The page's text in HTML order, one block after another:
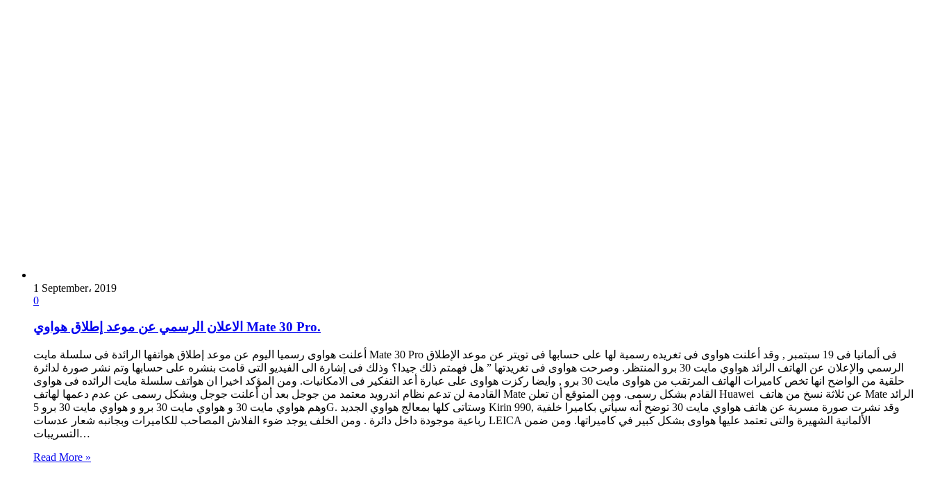
1 September، 2019
0
الاعلان الرسمي عن موعد إطلاق هواوي Mate 30 Pro.
أعلنت هواوى رسميا اليوم عن موعد إطلاق هواتفها الرائدة فى سلسلة مايت Mate 30 Pro فى ألمانيا فى 19 سبتمبر , وقد أعلنت هواوى فى تغريده رسمية لها على حسابها فى تويتر عن موعد الإطلاق
الرسمي والإعلان عن الهاتف الرائد هواوي مايت 30 برو المنتظر. وصرحت هواوى فى تغريدتها ” هل فهمتم ذلك جيدا؟ وذلك فى إشارة الى الفيديو التى قامت بنشره على حسابها وتم نشر صورة لدائرة
حلقية من الواضح انها تخص كاميرات الهاتف المرتقب من هواوى مايت 30 برو , وايضا ركزت هواوى على عبارة أعد التفكير فى الامكانيات. ومن المؤكد اخيرا ان هواتف سلسلة مايت الرائده فى هواوى
القادمة لن تدعم نظام اندرويد معتمد من جوجل بعد أن أعلنت جوجل وبشكل رسمى عن عدم دعمها لهاتف Mate القادم بشكل رسمى. ومن المتوقع أن تعلن Huawei عن ثلاثة نسخ من هاتف Mate الرائد
وهم هواوي مايت 30 و هواوي مايت 30 برو و هواوي مايت 30 برو 5G. وستاتى كلها بمعالج هواوي الجديد Kirin 990, وقد نشرت صورة مسربة عن هاتف هواوي مايت 30 توضح أنه سيأتي بكاميرا خلفية
رباعية موجودة داخل دائرة . ومن الخلف يوجد ضوء الفلاش المصاحب للكاميرات وبجانبه شعار عدسات LEICA الألمانية الشهيرة والتى تعتمد عليها هواوى بشكل كبير في كاميراتها. ومن ضمن
التسريبات…
Read More »